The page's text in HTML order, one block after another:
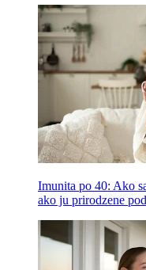
Imunita po 40: Ako
ako ju prirodzene